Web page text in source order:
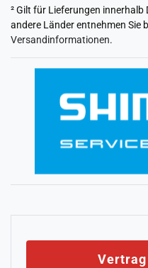
² Gilt für Lieferungen
andere Länder entnehmen Sie
Versandinformationen.